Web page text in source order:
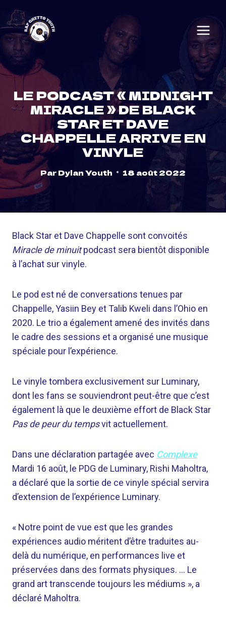
to
content
LE PODCAST « MIDNIGHT
MIRACLE » DE BLACK
STAR ET DAVE
CHAPPELLE ARRIVE EN
VINYLE
ParDylan Youth 18 août 2022
Black Star et Dave Chappelle sont convoités
Miracle de minuitpodcast sera bientôt disponible
à l’achat sur vinyle.
Le pod est né de conversations tenues par
Chappelle, Yasiin Bey et Talib Kweli dans l’Ohio en
2020. Le trio a également amené des invités dans
le cadre des sessions et a organisé une musique
spéciale pour l’expérience.
Le vinyle tombera exclusivement sur Luminary,
dont les fans se souviendront peut-être que c’est
également là que le deuxième effort de Black Star
Pas de peur du tempsvit actuellement.
Dans une déclaration partagée avec Complexe
Mardi 16 août, le PDG de Luminary, Rishi Maholtra,
a déclaré que la sortie de ce vinyle spécial servira
d’extension de l’expérience Luminary.
« Notre point de vue est que les grandes
expériences audio méritent d’être traduites au-
delà du numérique, en performances live et
préservées dans des formats physiques. … Le
grand art transcende toujours les médiums », a
déclaré Maholtra.